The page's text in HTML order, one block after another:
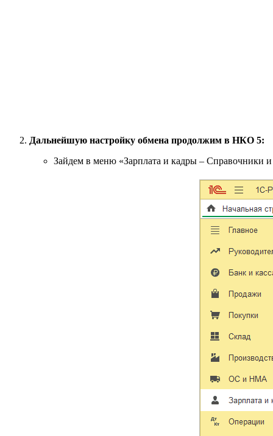
Дальнейшую настройку обмена продолжим в НКО 5:
Зайдем в меню «Зарплата и кадры – Справочники